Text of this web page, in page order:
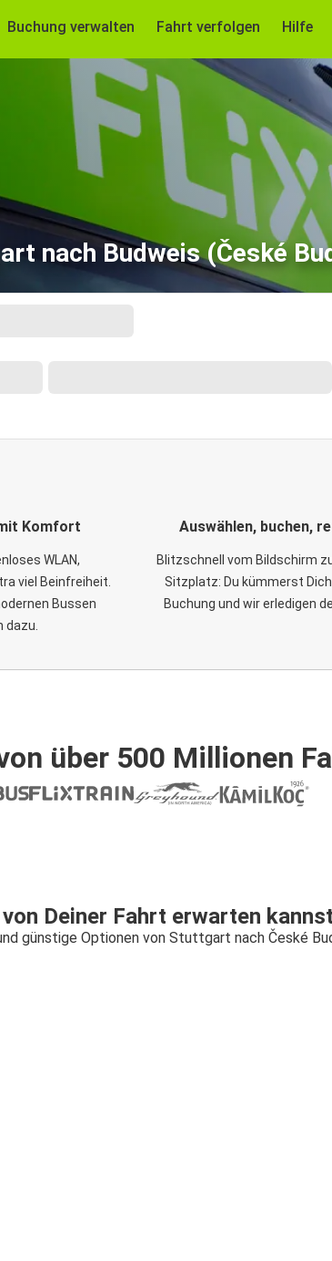
Buchung verwalten Fahrt verfolgen Hilfe
nach Budweis (České
Komfort
WLAN,
viel Beinfreiheit.
Bussen
dazu.
Auswählen, buchen,
Blitzschnell vom Bildschirm
Sitzplatz: Du kümmerst
Buchung und wir erledigen
über 500 Millionen
von Deiner Fahrt erwarten kannst
günstige Optionen von Stuttgart nach České